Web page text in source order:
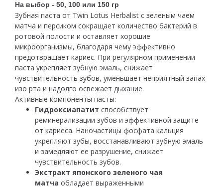
На выбор - 50, 100 или 150 гр
Зубная паста от Twin Lotus Herbalist с зеленым чаем
матча и персиком сокращает количество бактерий в
ротовой полости и оставляет хорошие
микроорганизмы, благодаря чему эффективно
предотвращает кариес. При регулярном применении
паста укрепляет зубную эмаль, снижает
чувствительность зубов, уменьшает неприятный запах
изо рта и надолго освежает дыхание.
Активные компоненты пасты:
Гидроксиапатит способствует
реминерализации зубов и эффективной защите
от кариеса. Наночастицы фосфата кальция
укрепляют зубы, восстанавливают зубную эмаль
и замедляют ее разрушение, снижает
чувствительность зубов.
Экстракт японского зеленого чая
матча обладает выраженными